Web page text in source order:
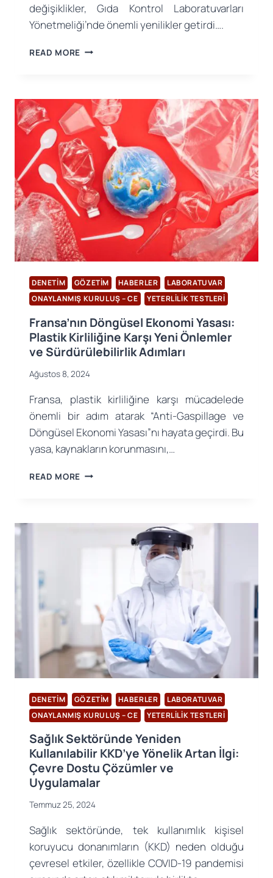
değişiklikler, Gıda Kontrol Laboratuvarları
Yönetmeliği’nde önemli yenilikler getirdi….
READ MORE GIDA
YAPILAN
ÖNEMLI
DEĞIŞIKLIKLER:
YETERLILIK
TESTLERI
VE
TEKNIK
GEREKSINIMLER
DENETIM GÖZETIM HABERLER
LABORATUVAR
ONAYLANMIŞ KURULUŞ – CE
YETERLILIK TESTLERI
Fransa’nın Döngüsel Ekonomi Yasası:
Plastik Kirliliğine Karşı Yeni Önlemler
ve Sürdürülebilirlik Adımları
Ağustos 8, 2024
Fransa, plastik kirliliğine karşı mücadelede
önemli bir adım atarak “Anti-Gaspillage ve
Döngüsel Ekonomi Yasası”nı hayata geçirdi. Bu
yasa, kaynakların korunmasını,…
READ MORE FRANSA’NIN
PLASTIK
KARŞI
SÜRDÜRÜLEBILIRLIK
ADIMLARI
DENETIM GÖZETIM HABERLER
LABORATUVAR
ONAYLANMIŞ KURULUŞ – CE
YETERLILIK TESTLERI
Sağlık Sektöründe Yeniden
Kullanılabilir KKD’ye Yönelik Artan İlgi:
Çevre Dostu Çözümler ve
Uygulamalar
Temmuz 25, 2024
Sağlık sektöründe, tek kullanımlık kişisel
koruyucu donanımların (KKD) neden olduğu
çevresel etkiler, özellikle COVID-19 pandemisi